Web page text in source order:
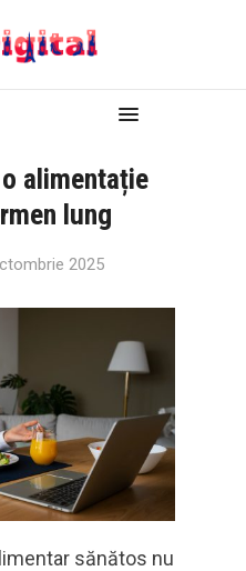
alimentație
lung
2025
sănătos nu